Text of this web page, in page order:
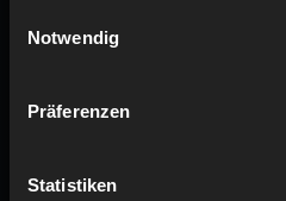
Notwendig
Präferenzen
Statistiken